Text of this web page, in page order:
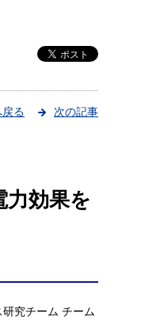
る 次の記事
力効果を
究チーム チーム